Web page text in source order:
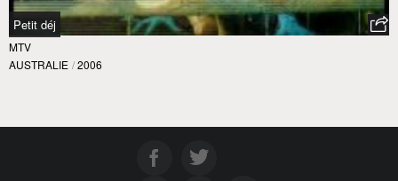
Petit déj
MTV
AUSTRALIE / 2006